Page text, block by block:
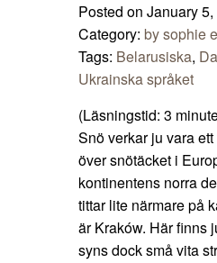
Posted on January
Category: by sophie
Tags: Belarusiska,
Ukrainska språket
(Läsningstid: 3
Snö verkar ju vara
över snötäcket i
kontinentens norra
tittar lite närmare på
är Kraków. Här finns
syns dock små vita